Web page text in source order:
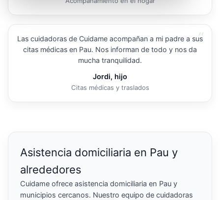
“
Las cuidadoras de Cuidame acompañan a mi padre a sus
citas médicas en Pau. Nos informan de todo y nos da
mucha tranquilidad.
Jordi, hijo
Citas médicas y traslados
Asistencia domiciliaria en Pau y
alrededores
Cuidame ofrece asistencia domiciliaria en Pau y
municipios cercanos. Nuestro equipo de cuidadoras